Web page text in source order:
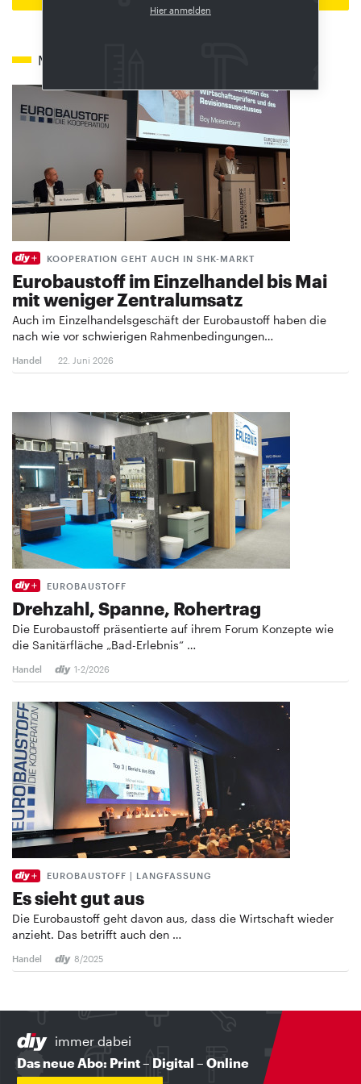
Hier anmelden
Mehr zum Thema
KOOPERATION GEHT AUCH IN SHK-MARKT
Eurobaustoff im Einzelhandel bis Mai
mit weniger Zentralumsatz
Auch im Einzelhandelsgeschäft der Eurobaustoff haben die
nach wie vor schwierigen Rahmenbedingungen…
Handel 22. Juni 2026
EUROBAUSTOFF
Drehzahl, Spanne, Rohertrag
Die Eurobaustoff präsentierte auf ihrem Forum Konzepte wie
die Sanitärfläche „Bad-Erlebnis“ …
Handel 1-2/2026
EUROBAUSTOFF | LANGFASSUNG
Es sieht gut aus
Die Eurobaustoff geht davon aus, dass die Wirtschaft wieder
anzieht. Das betrifft auch den …
Handel 8/2025
immer dabei
Das neue Abo: Print – Digital – Online